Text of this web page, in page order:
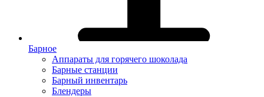
Барное
Аппараты для горячего шоколада
Барные станции
Барный инвентарь
Блендеры